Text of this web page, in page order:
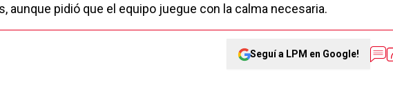
aunque pidió que el equipo juegue con la calma necesaria.
Seguí a LPM en Google!